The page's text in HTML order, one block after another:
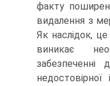
факту
видалення з
Як наслідок,
виникає
забезпеченні